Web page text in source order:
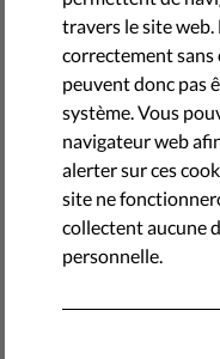
ans. Comme Timothy
Black Earth: The
noire : L'Holocauste
relatait dans un article
l'Allemagne des
presse de
qui essayaient
"Lügenpresse",
traduit par "presse à
nazis utilisaient donc
travers le site
correctement sans
peuvent donc pas
système. Vous
navigateur web
alerter sur ces
site ne
collectent aucune
personnelle.